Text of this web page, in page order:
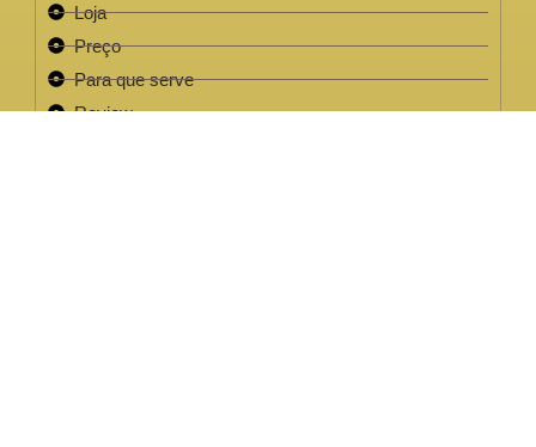
Loja
Preço
Para que serve
Review